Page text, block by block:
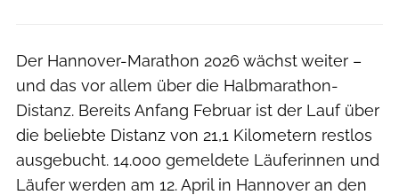
Der Hannover-Marathon 2026 wächst weiter –
und das vor allem über die Halbmarathon-
Distanz. Bereits Anfang Februar ist der Lauf über
die beliebte Distanz von 21,1 Kilometern restlos
ausgebucht. 14.000 gemeldete Läuferinnen und
Läufer werden am 12. April in Hannover an den